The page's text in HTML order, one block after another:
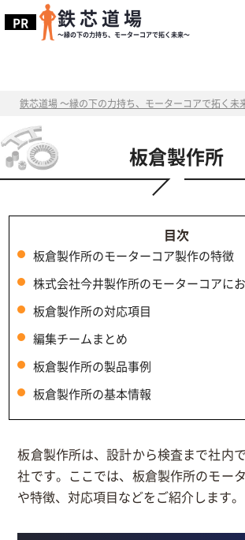
鉄芯道場
～縁の下の力持ち、モーターコアで拓く未来～
鉄芯道場 ～縁の下の力持ち、モーターコアで拓く未
板倉製作所
板倉製作所のモーターコア製作の特徴
株式会社今井製作所のモーターコアに
板倉製作所の対応項目
編集チームまとめ
板倉製作所の製品事例
板倉製作所の基本情報
板倉製作所は、設計から検査まで社内
社です。ここでは、板倉製作所のモー
や特徴、対応項目などをご紹介します。